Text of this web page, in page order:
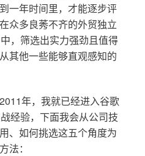
一年时间里，才能逐步评
众多良莠不齐的外贸独立
，筛选出实力强劲且值得
其他一些能够直观感知的
年，我就已经进入谷歌
经验，下面我会从公司技
、如何挑选这五个角度为
法：